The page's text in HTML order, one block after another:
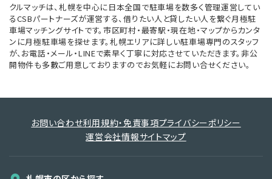
クルマッチは、札幌を中心に日本全国で駐車場を数多く管理運営してい
るCSBパートナーズが運営する、借りたい人と貸したい人を繋ぐ月極駐
車場マッチングサイトです。市区町村・最寄駅・現在地・マップからカンタ
ンに月極駐車場を探せます。札幌エリアに詳しい駐車場専門のスタッフ
が、お電話・メール・LINEで素早く丁寧に対応させていただきます。非公
開物件も多數ご用意しておりますのでお気軽にお問い合せください。
お問い合わせ利用規約・免責事項プライバシーポリシー
運営会社情報サイトマップ